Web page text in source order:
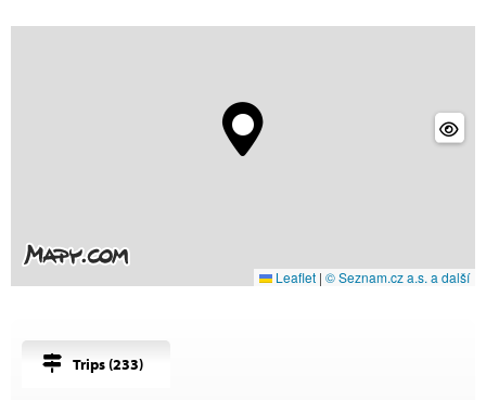
Leaflet | © Seznam.cz a.s. a další
Trips (233)